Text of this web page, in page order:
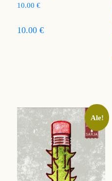
10.00 €
10.00 €
Ale!